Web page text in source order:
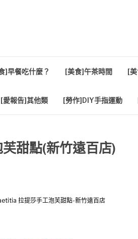
]早餐吃什麼？ [美食]午茶時間 [
[愛報告]其他類 [勞作]DIY手指運動
甜點(新竹遠百店)